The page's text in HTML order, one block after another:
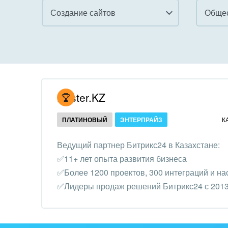
Создание сайтов
Внедрение КЭДО
Интеграция с 1С
Организация задач и
Внедрение Бизнес-
процессов
администрирование
Hoster.KZ
ПЛАТИНОВЫЙ ЭНТЕРПРАЙЗ
Ведущий партнер Битрикс24 в Казахстане:
✅11+ лет опыта развития бизнеса
✅Более 1200 проектов, 300 интеграций и
✅Лидеры продаж решений Битрикс24 с